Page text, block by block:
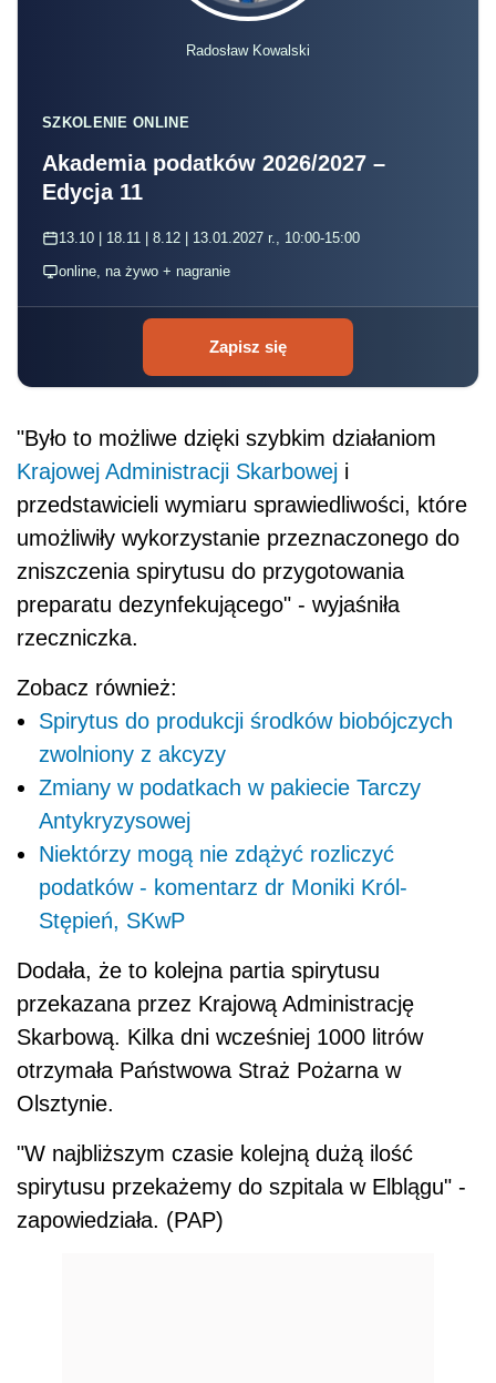
Radosław Kowalski
SZKOLENIE ONLINE
Akademia podatków 2026/2027 –
Edycja 11
13.10 | 18.11 | 8.12 | 13.01.2027 r., 10:00-15:00
online, na żywo + nagranie
Zapisz się
"Było to możliwe dzięki szybkim działaniom
Krajowej Administracji Skarbowej i
przedstawicieli wymiaru sprawiedliwości, które
umożliwiły wykorzystanie przeznaczonego do
zniszczenia spirytusu do przygotowania
preparatu dezynfekującego" - wyjaśniła
rzeczniczka.
Zobacz również:
Spirytus do produkcji środków biobójczych
zwolniony z akcyzy
Zmiany w podatkach w pakiecie Tarczy
Antykryzysowej
Niektórzy mogą nie zdążyć rozliczyć
podatków - komentarz dr Moniki Król-
Stępień, SKwP
Dodała, że to kolejna partia spirytusu
przekazana przez Krajową Administrację
Skarbową. Kilka dni wcześniej 1000 litrów
otrzymała Państwowa Straż Pożarna w
Olsztynie.
"W najbliższym czasie kolejną dużą ilość
spirytusu przekażemy do szpitala w Elblągu" -
zapowiedziała. (PAP)